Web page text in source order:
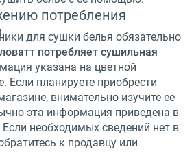
потребления
для сушки белья обязательно
потребляет сушильная
указана на цветной
Если планируете приобрести
внимательно изучите ее
эта информация приведена в
необходимых сведений нет в
к продавцу или